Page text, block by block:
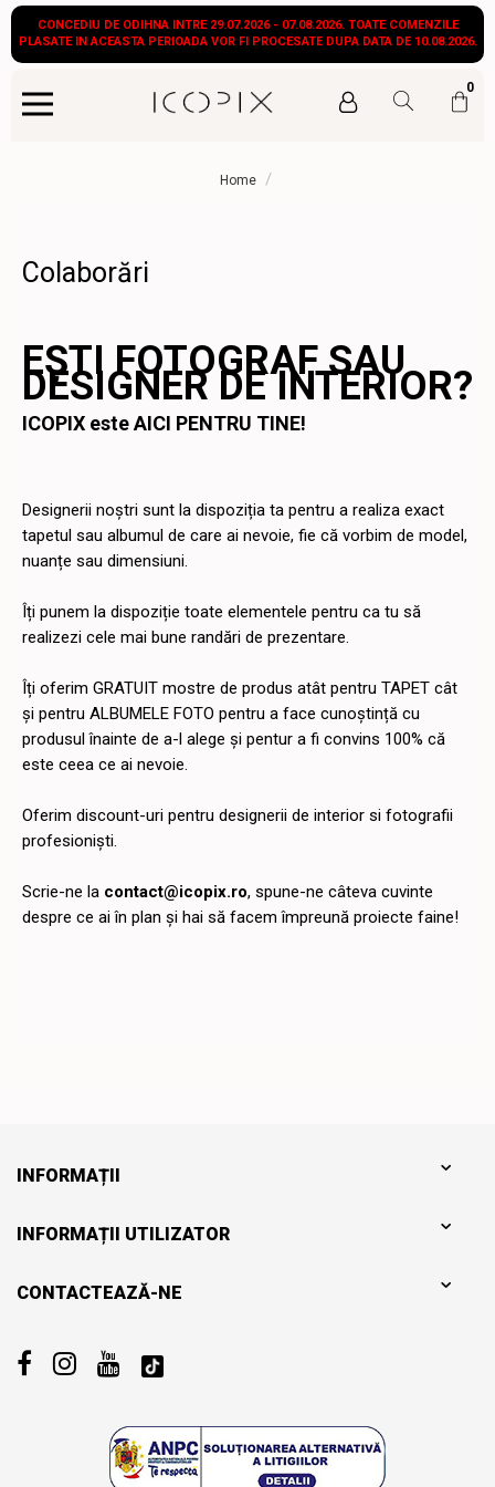
CONCEDIU DE ODIHNA INTRE 29.07.2026 - 07.08.2026. TOATE COMENZILE
PLASATE IN ACEASTA PERIOADA VOR FI PROCESATE DUPA DATA DE 10.08.2026.
0
Home /
Colaborări
EȘTI FOTOGRAF SAU
DESIGNER DE INTERIOR?
ICOPIX este AICI PENTRU TINE!
Designerii noștri sunt la dispoziția ta pentru a realiza exact
tapetul sau albumul de care ai nevoie, fie că vorbim de model,
nuanțe sau dimensiuni.
Îți punem la dispoziție toate elementele pentru ca tu să
realizezi cele mai bune randări de prezentare.
Îți oferim GRATUIT mostre de produs atât pentru TAPET cât
și pentru ALBUMELE FOTO pentru a face cunoștință cu
produsul înainte de a-l alege și pentur a fi convins 100% că
este ceea ce ai nevoie.
Oferim discount-uri pentru designerii de interior si fotografii
profesioniști.
Scrie-ne la contact@icopix.ro, spune-ne câteva cuvinte
despre ce ai în plan și hai să facem împreună proiecte faine!
INFORMAȚII
INFORMAȚII UTILIZATOR
CONTACTEAZĂ-NE